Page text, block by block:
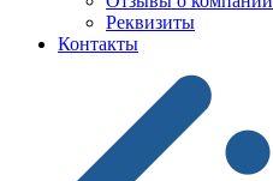
Реквизиты
Контакты